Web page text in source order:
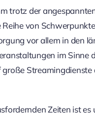
trotz der
von
vor allem in den
im Sinne
Zeiten ist